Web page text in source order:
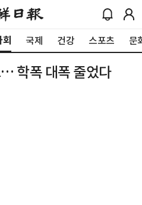
국제 건강 스포츠 문
학폭 대폭 줄었다